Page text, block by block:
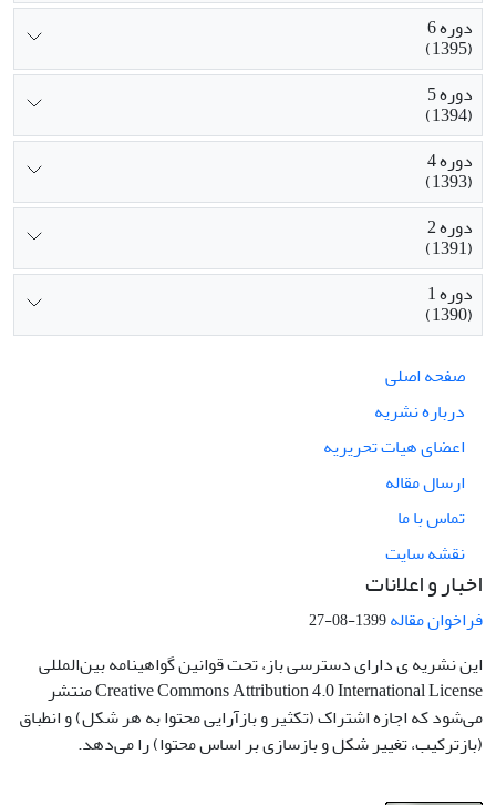
دوره 6
(1395)
دوره 5
(1394)
دوره 4
(1393)
دوره 2
(1391)
دوره 1
(1390)
صفحه اصلی
درباره نشریه
اعضای هیات تحریریه
ارسال مقاله
تماس با ما
نقشه سایت
اخبار و اعلانات
فراخوان مقاله1399-08-27
این نشریه ی دارای دسترسی باز، تحت قوانین گواهینامه بین‌المللی
Creative Commons Attribution 4.0 International License منتشر
می‌شود که اجازه اشتراک (تکثیر و بازآرایی محتوا به هر شکل) و انطباق
(بازترکیب، تغییر شکل و بازسازی بر اساس محتوا) را می‌دهد.